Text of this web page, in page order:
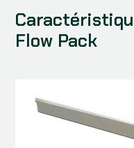
Flow Pack